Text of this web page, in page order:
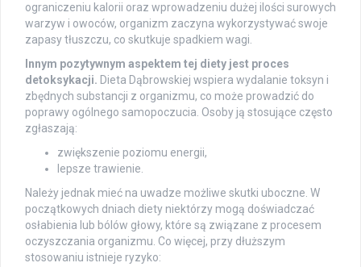
ograniczeniu kalorii oraz wprowadzeniu dużej ilości surowych
warzyw i owoców, organizm zaczyna wykorzystywać swoje
zapasy tłuszczu, co skutkuje spadkiem wagi.
Innym pozytywnym aspektem tej diety jest proces
detoksykacji. Dieta Dąbrowskiej wspiera wydalanie toksyn i
zbędnych substancji z organizmu, co może prowadzić do
poprawy ogólnego samopoczucia. Osoby ją stosujące często
zgłaszają:
zwiększenie poziomu energii,
lepsze trawienie.
Należy jednak mieć na uwadze możliwe skutki uboczne. W
początkowych dniach diety niektórzy mogą doświadczać
osłabienia lub bólów głowy, które są związane z procesem
oczyszczania organizmu. Co więcej, przy dłuższym
stosowaniu istnieje ryzyko: